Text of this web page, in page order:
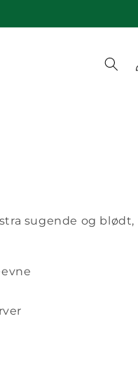
sugende og blødt,